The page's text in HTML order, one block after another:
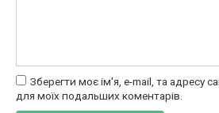
Зберегти моє ім'я, e-mail, та адресу
для моїх подальших коментарів.